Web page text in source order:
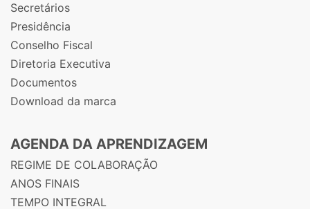
Secretários
Presidência
Conselho Fiscal
Diretoria Executiva
Documentos
Download da marca
AGENDA DA APRENDIZAGEM
REGIME DE COLABORAÇÃO
ANOS FINAIS
TEMPO INTEGRAL